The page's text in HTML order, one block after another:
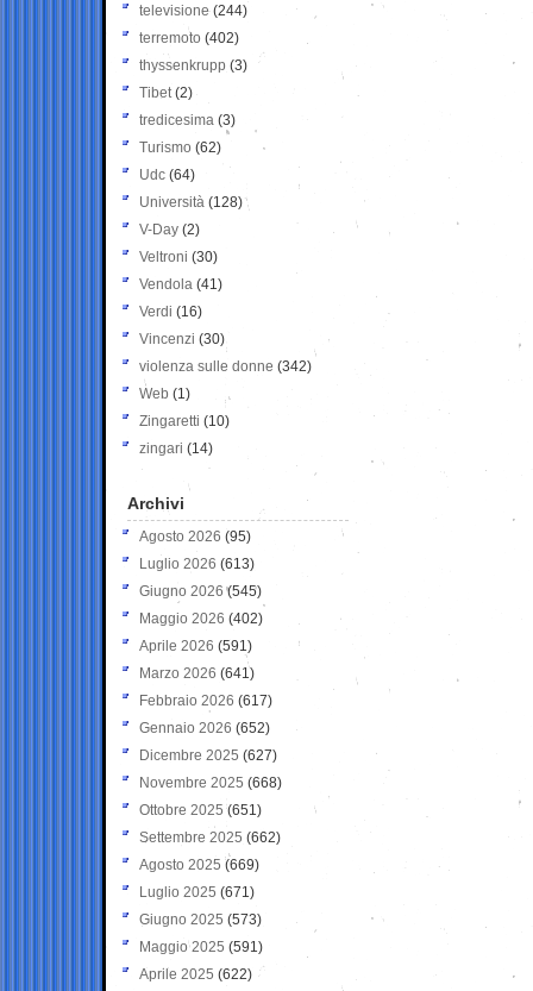
televisione(244)
terremoto (402)
thyssenkrupp (3)
Tibet(2)
tredicesima (3)
Turismo (62)
Udc (64)
Università (128)
V-Day (2)
Veltroni (30)
Vendola (41)
Verdi (16)
Vincenzi (30)
violenza sulle donne (342)
Web (1)
Zingaretti (10)
zingari (14)
Archivi
Agosto 2026 (95)
Luglio 2026 (613)
Giugno 2026 (545)
Maggio 2026 (402)
Aprile 2026 (591)
Marzo 2026 (641)
Febbraio 2026 (617)
Gennaio 2026 (652)
Dicembre 2025 (627)
Novembre 2025 (668)
Ottobre 2025 (651)
Settembre 2025 (662)
Agosto 2025 (669)
Luglio 2025 (671)
Giugno 2025 (573)
Maggio 2025 (591)
Aprile 2025 (622)